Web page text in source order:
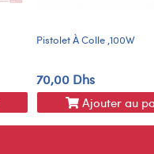
Pistolet À Colle ,100W
70,00 Dhs
Ajouter au